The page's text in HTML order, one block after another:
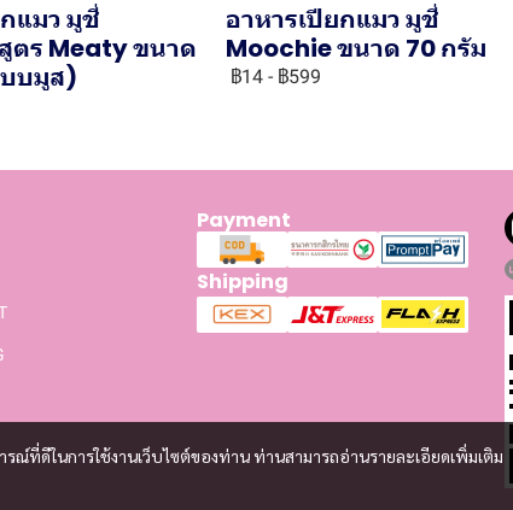
แมว มูชี่
ตร Meaty ขนาด
บมูส)
อาหารเปียกแมว มูชี่
Moochie ขนาด 70 กรัม
฿14 - ฿599
ที่ดีในการใช้งานเว็บไซต์ของท่าน ท่านสามารถอ่านรายละเอียดเพิ่มเติม
Payment
Shipping